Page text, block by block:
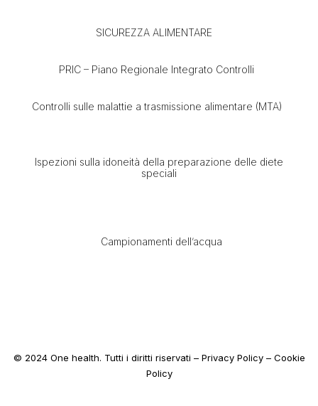
SICUREZZA ALIMENTARE
PRIC – Piano Regionale Integrato Controlli
Controlli sulle malattie a trasmissione alimentare (MTA)
Ispezioni sulla idoneità della preparazione delle diete
speciali
Campionamenti dell’acqua
© 2024 One health. Tutti i diritti riservati – Privacy Policy– Cookie
Policy